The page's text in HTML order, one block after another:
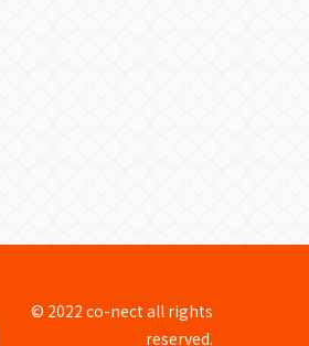
© 2022 co-nect all rights
reserved.